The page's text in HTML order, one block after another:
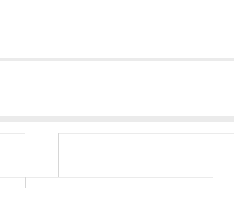
İçme suyu